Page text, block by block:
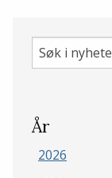
Søk
i
År
2026